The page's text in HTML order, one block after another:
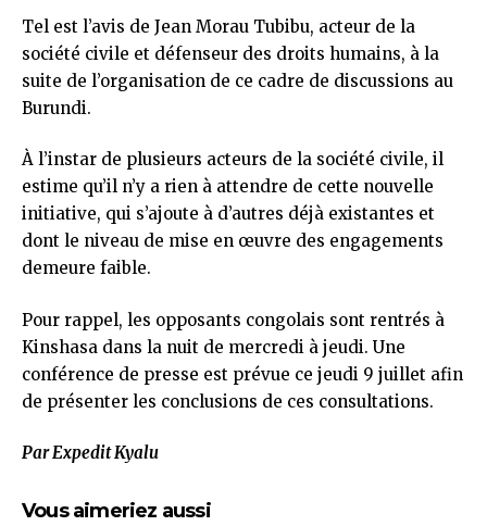
Tel est l’avis de Jean Morau Tubibu, acteur de la
société civile et défenseur des droits humains, à la
suite de l’organisation de ce cadre de discussions au
Burundi.
À l’instar de plusieurs acteurs de la société civile, il
estime qu’il n’y a rien à attendre de cette nouvelle
initiative, qui s’ajoute à d’autres déjà existantes et
dont le niveau de mise en œuvre des engagements
demeure faible.
Pour rappel, les opposants congolais sont rentrés à
Kinshasa dans la nuit de mercredi à jeudi. Une
conférence de presse est prévue ce jeudi 9 juillet afin
de présenter les conclusions de ces consultations.
Par Expedit Kyalu
Vous aimeriez aussi